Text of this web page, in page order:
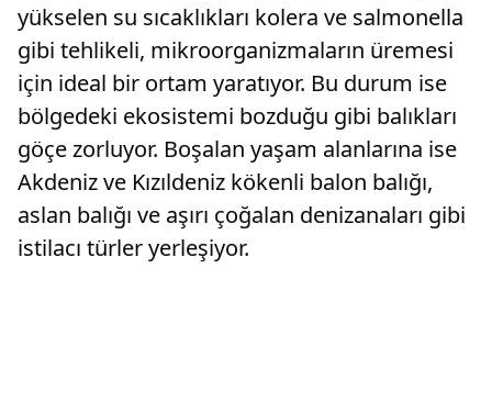
yükselen su sıcaklıkları kolera ve salmonella
gibi tehlikeli, mikroorganizmaların üremesi
için ideal bir ortam yaratıyor. Bu durum ise
bölgedeki ekosistemi bozduğu gibi balıkları
göçe zorluyor. Boşalan yaşam alanlarına ise
Akdeniz ve Kızıldeniz kökenli balon balığı,
aslan balığı ve aşırı çoğalan denizanaları gibi
istilacı türler yerleşiyor.